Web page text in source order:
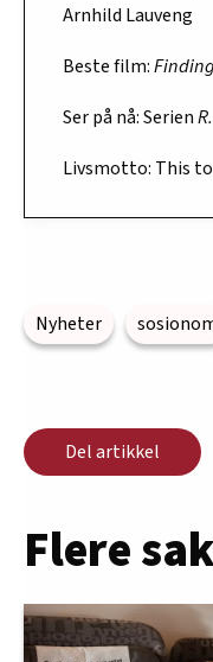
Arnhild Lauveng
Beste film:
Ser på nå: Serien
Livsmotto: This
Nyheter
Del artikkel
Flere